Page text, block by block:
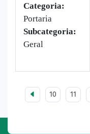
Categoria:
Portaria
Subcategoria:
Geral
10 11